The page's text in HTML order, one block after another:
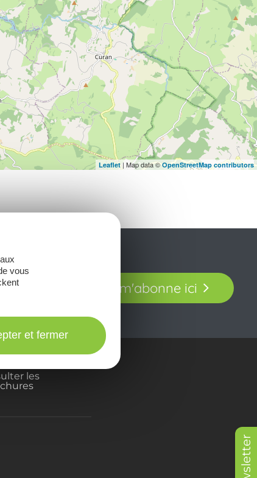
Leaflet| Map data ©OpenStreetMap contributors
vous
Aveyron.
Je m'abonne ici
les
vous
et fermer